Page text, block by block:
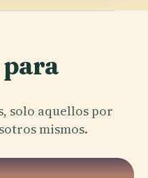
solo aquellos por
mismos.